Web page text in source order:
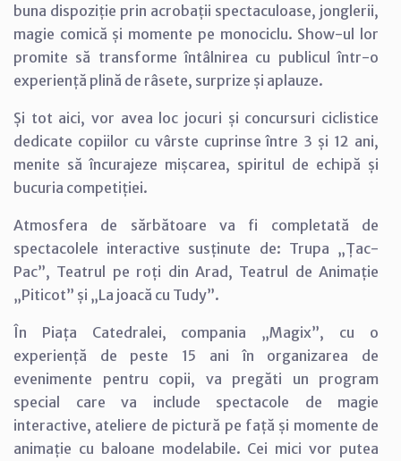
buna dispoziție prin acrobații spectaculoase, jonglerii,
magie comică și momente pe monociclu. Show-ul lor
promite să transforme întâlnirea cu publicul într-o
experiență plină de râsete, surprize și aplauze.
Și tot aici, vor avea loc jocuri și concursuri ciclistice
dedicate copiilor cu vârste cuprinse între 3 și 12 ani,
menite să încurajeze mișcarea, spiritul de echipă și
bucuria competiției.
Atmosfera de sărbătoare va fi completată de
spectacolele interactive susținute de: Trupa „Țac-
Pac”, Teatrul pe roți din Arad, Teatrul de Animație
„Piticot” și „La joacă cu Tudy”.
În Piața Catedralei, compania „Magix”, cu o
experiență de peste 15 ani în organizarea de
evenimente pentru copii, va pregăti un program
special care va include spectacole de magie
interactive, ateliere de pictură pe față și momente de
animație cu baloane modelabile. Cei mici vor putea